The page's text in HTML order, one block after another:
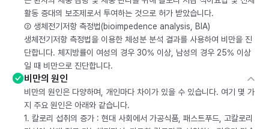
활동 증대의 보조제로서 투여하는 것으로 허가 받았습니다.
② 생체전기저항 측정법(bioimpedence analysis, BIA)
생체전기저항 측정법을 이용한 체성분 분석 결과를 사용하여 비만을 진
단합니다. 체지방률이 여성의 경우 30% 이상, 남성의 경우 25% 이상
일 때 비만으로 진단합니다.
비만의 원인
비만의 원인은 다양하며, 개인마다 차이가 있을 수 있습니다. 여기 몇 가
지 주요 원인은 아래와 같습니다.
1. 칼로리 섭취의 증가 : 현대 사회에서 가공식품, 패스트푸드, 고칼로리